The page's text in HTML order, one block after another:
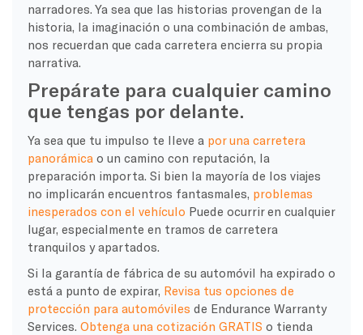
narradores. Ya sea que las historias provengan de la
historia, la imaginación o una combinación de ambas,
nos recuerdan que cada carretera encierra su propia
narrativa.
Prepárate para cualquier camino
que tengas por delante.
Ya sea que tu impulso te lleve a por una carretera
panorámica o un camino con reputación, la
preparación importa. Si bien la mayoría de los viajes
no implicarán encuentros fantasmales, problemas
inesperados con el vehículo Puede ocurrir en cualquier
lugar, especialmente en tramos de carretera
tranquilos y apartados.
Si la garantía de fábrica de su automóvil ha expirado o
está a punto de expirar, Revisa tus opciones de
protección para automóviles de Endurance Warranty
Services. Obtenga una cotización GRATIS o tienda